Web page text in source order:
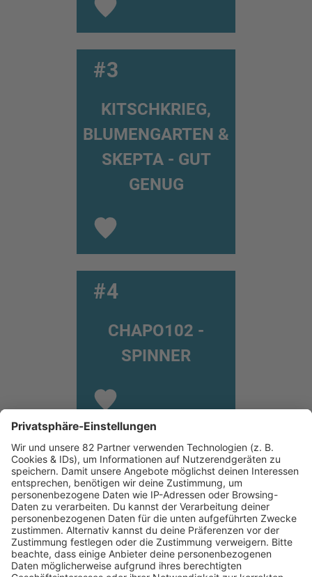
#3
KITSCHKRIEG,
BLUMENGARTEN &
SKEPTA - GUT
GENUG
#4
CHAPO102 -
SPINNER
#5
SWEDISH HOUSE
MAFIA & LYKKE LI -
HAPPINESS IS SO